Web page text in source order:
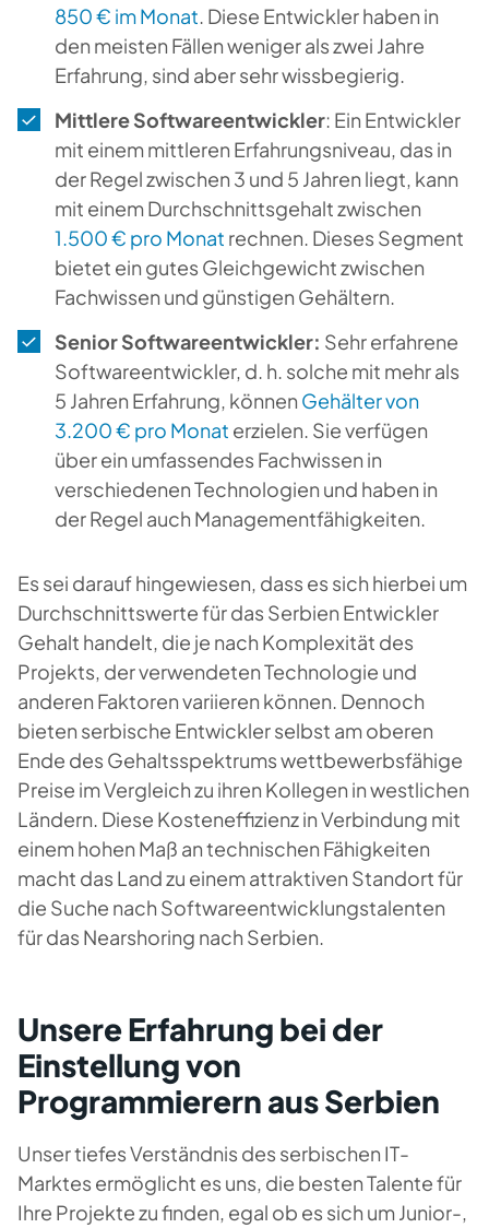
850 € im Monat. Diese Entwickler haben in
den meisten Fällen weniger als zwei Jahre
Erfahrung, sind aber sehr wissbegierig.
Mittlere Softwareentwickler: Ein Entwickler
mit einem mittleren Erfahrungsniveau, das in
der Regel zwischen 3 und 5 Jahren liegt, kann
mit einem Durchschnittsgehalt zwischen
1.500 € pro Monat rechnen. Dieses Segment
bietet ein gutes Gleichgewicht zwischen
Fachwissen und günstigen Gehältern.
Senior Softwareentwickler: Sehr erfahrene
Softwareentwickler, d. h. solche mit mehr als
5 Jahren Erfahrung, können Gehälter von
3.200 € pro Monat erzielen. Sie verfügen
über ein umfassendes Fachwissen in
verschiedenen Technologien und haben in
der Regel auch Managementfähigkeiten.
Es sei darauf hingewiesen, dass es sich hierbei um
Durchschnittswerte für das Serbien Entwickler
Gehalt handelt, die je nach Komplexität des
Projekts, der verwendeten Technologie und
anderen Faktoren variieren können. Dennoch
bieten serbische Entwickler selbst am oberen
Ende des Gehaltsspektrums wettbewerbsfähige
Preise im Vergleich zu ihren Kollegen in westlichen
Ländern. Diese Kosteneffizienz in Verbindung mit
einem hohen Maß an technischen Fähigkeiten
macht das Land zu einem attraktiven Standort für
die Suche nach Softwareentwicklungstalenten
für das Nearshoring nach Serbien.
Unsere Erfahrung bei der
Einstellung von
Programmierern aus Serbien
Unser tiefes Verständnis des serbischen IT-
Marktes ermöglicht es uns, die besten Talente für
Ihre Projekte zu finden, egal ob es sich um Junior-,